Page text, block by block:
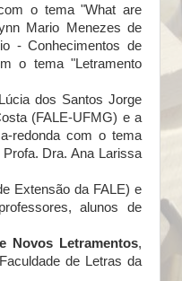
o tema "What are
Mario Menezes de
- Conhecimentos de
o tema "Letramento
dos Santos Jorge
(FALE-UFMG) e a
redonda com o tema
Dra. Ana Larissa
Extensão da FALE) e
alunos de
Novos Letramentos,
de Letras da